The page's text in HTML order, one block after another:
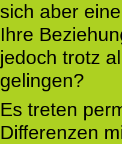
sich aber
Ihre
jedoch trotz
gelingen?
Es treten
Differenzen